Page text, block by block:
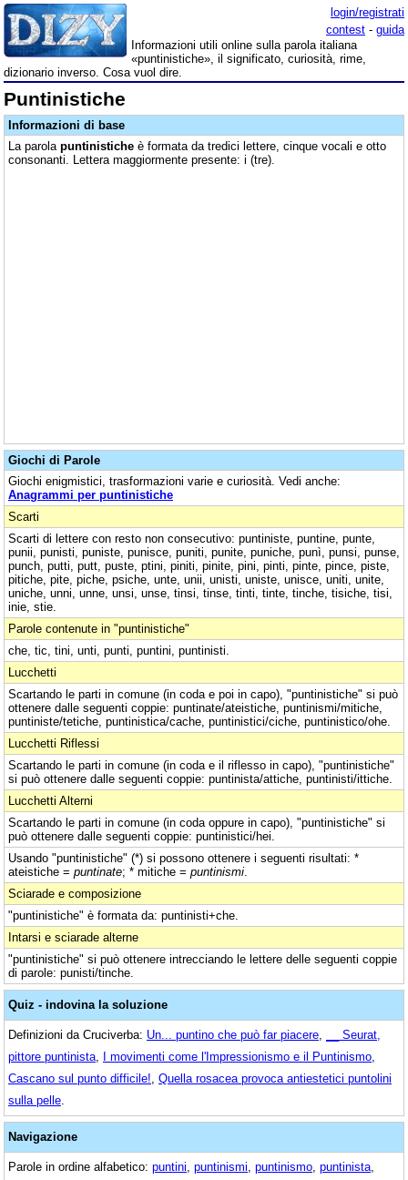
login/registrati
contest - guida
Informazioni utili online sulla parola italiana
«puntinistiche», il significato, curiosità, rime,
dizionario inverso. Cosa vuol dire.
Puntinistiche
Informazioni di base
La parola puntinistiche è formata da tredici lettere, cinque vocali e otto
consonanti. Lettera maggiormente presente: i (tre).
Giochi di Parole
Giochi enigmistici, trasformazioni varie e curiosità. Vedi anche:
Anagrammi per puntinistiche
Scarti
Scarti di lettere con resto non consecutivo: puntiniste, puntine, punte,
punii, punisti, puniste, punisce, puniti, punite, puniche, punì, punsi, punse,
punch, putti, putt, puste, ptini, piniti, pinite, pini, pinti, pinte, pince, piste,
pitiche, pite, piche, psiche, unte, unii, unisti, uniste, unisce, uniti, unite,
uniche, unni, unne, unsi, unse, tinsi, tinse, tinti, tinte, tinche, tisiche, tisi,
inie, stie.
Parole contenute in "puntinistiche"
che, tic, tini, unti, punti, puntini, puntinisti.
Lucchetti
Scartando le parti in comune (in coda e poi in capo), "puntinistiche" si può
ottenere dalle seguenti coppie: puntinate/ateistiche, puntinismi/mitiche,
puntiniste/tetiche, puntinistica/cache, puntinistici/ciche, puntinistico/ohe.
Lucchetti Riflessi
Scartando le parti in comune (in coda e il riflesso in capo), "puntinistiche"
si può ottenere dalle seguenti coppie: puntinista/attiche, puntinisti/ittiche.
Lucchetti Alterni
Scartando le parti in comune (in coda oppure in capo), "puntinistiche" si
può ottenere dalle seguenti coppie: puntinistici/hei.
Usando "puntinistiche" (*) si possono ottenere i seguenti risultati: *
ateistiche = puntinate; * mitiche = puntinismi
Sciarade e composizione
"puntinistiche" è formata da: puntinisti+che.
Intarsi e sciarade alterne
"puntinistiche" si può ottenere intrecciando le lettere delle seguenti coppie
di parole: punisti/tinche.
Quiz - indovina la soluzione
Definizioni da Cruciverba: Un... puntino che può far piacere
__ Seurat,
pittore puntinista I movimenti come l'Impressionismo e il Puntinismo
Cascano sul punto difficile! Quella rosacea provoca antiestetici puntolini
sulla pelle
Navigazione
Parole in ordine alfabetico: puntini puntinismi puntinismo puntinista